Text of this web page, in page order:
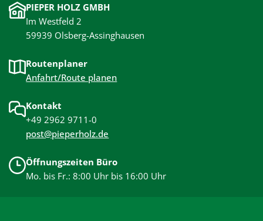
PIEPER HOLZ GMBH
Im Westfeld 2
59939 Olsberg-Assinghausen
Routenplaner
Anfahrt/Route planen
Kontakt
+49 2962 9711-0
post@pieperholz.de
Öffnungszeiten Büro
Mo. bis Fr.: 8:00 Uhr bis 16:00 Uhr